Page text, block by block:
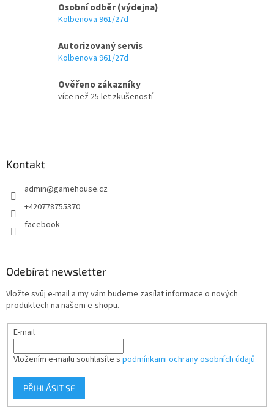
u
Osobní odběr (výdejna)
Kolbenova 961/27d
Autorizovaný servis
Kolbenova 961/27d
Ověřeno zákazníky
více než 25 let zkušeností
Kontakt
admin@gamehouse.cz
+420778755370
facebook
Odebírat newsletter
Vložte svůj e-mail a my vám budeme zasílat informace o nových
produktech na našem e-shopu.
E-mail
Vložením e-mailu souhlasíte s podmínkami ochrany osobních údajů
PŘIHLÁSIT SE